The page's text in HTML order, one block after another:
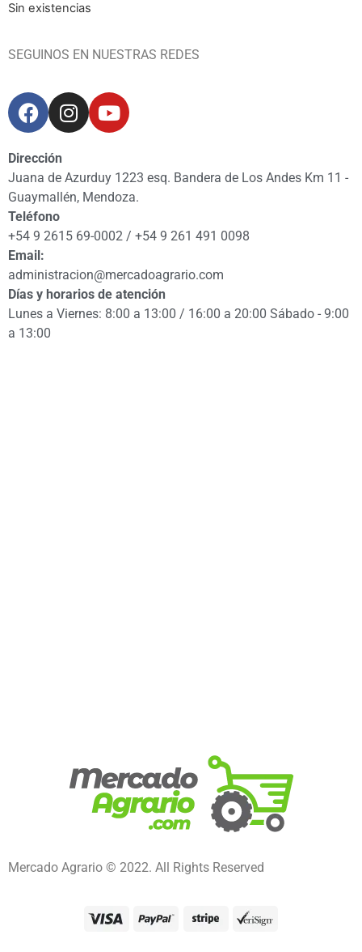
Sin existencias
SEGUINOS EN NUESTRAS REDES
Dirección
Juana de Azurduy 1223 esq. Bandera de Los Andes Km 11 -
Guaymallén, Mendoza.
Teléfono
+54 9 2615 69-0002 / +54 9 261 491 0098
Email:
administracion@mercadoagrario.com
Días y horarios de atención
Lunes a Viernes: 8:00 a 13:00 / 16:00 a 20:00 Sábado - 9:00
a 13:00
Mercado Agrario © 2022. All Rights Reserved